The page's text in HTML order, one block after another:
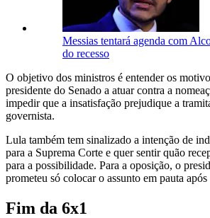
Messias tentará agenda com
do recesso
O objetivo dos ministros é entender os
presidente do Senado a atuar contra a
impedir que a insatisfação prejudique a
governista.
Lula também tem sinalizado a intenção de
para a Suprema Corte e quer sentir quão
para a possibilidade. Para a oposição, o
prometeu só colocar o assunto em pauta após
Fim da 6x1